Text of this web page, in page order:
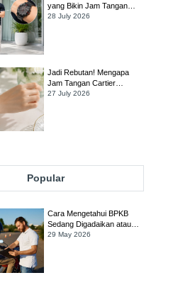
yang Bikin Jam Tangan
TAG Heuer Formula 1
28 July 2026
Jadi Rebutan! Mengapa
Jam Tangan Cartier
Panthère Diburu Para
27 July 2026
Popular
Cara Mengetahui BPKB
Sedang Digadaikan atau
Tidak
29 May 2026